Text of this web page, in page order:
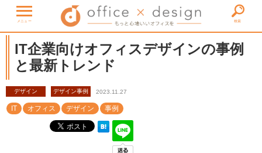
メニュー 検索
IT企業向けオフィスデザインの事例
と最新トレンド
デザイン デザイン事例 2023.11.27
IT オフィス デザイン 事例